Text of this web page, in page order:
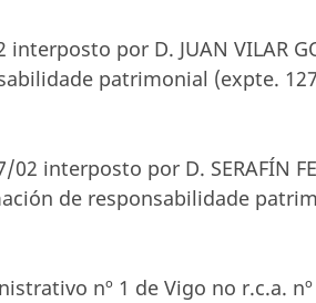
por D. JUAN VILAR
patrimonial (expte.
interposto por D. SERAFÍN
de responsabilidade
nº 1 de Vigo no r.c.a.